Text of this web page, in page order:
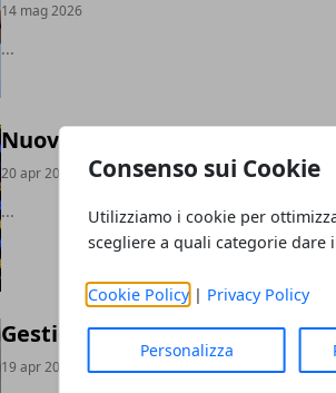
Consenso sui Cookie
Utilizziamo i cookie per
scegliere a quali categorie dare
Cookie Policy| Privacy Policy
Personalizza
14 mag 2026
...
Nuove professioni digitali e
20 apr 2026
...
Gestione aziendale nell’era
19 apr 2026